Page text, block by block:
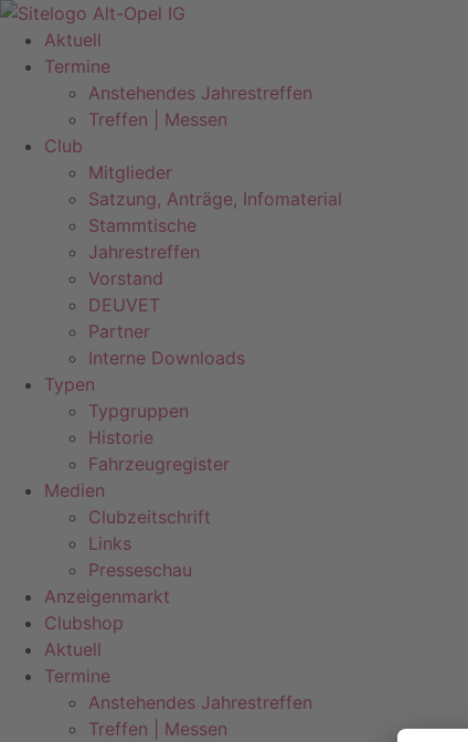
Zum
Inhalt
springen
Aktuell
Termine
Anstehendes Jahrestreffen
Treffen | Messen
Club
Mitglieder
Satzung, Anträge, Infomaterial
Stammtische
Jahrestreffen
Vorstand
DEUVET
Partner
Interne Downloads
Typen
Typgruppen
Historie
Fahrzeugregister
Medien
Clubzeitschrift
Links
Presseschau
Anzeigenmarkt
Clubshop
Aktuell
Termine
Anstehendes Jahrestreffen
Treffen | Messen